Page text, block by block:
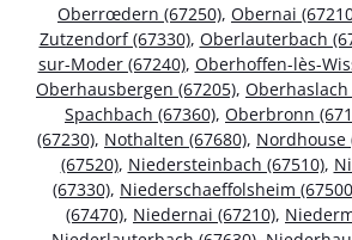
Oberrœdern (67250), Obernai
Zutzendorf (67330), Oberlauterbach
sur-Moder (67240), Oberhoffen-lès-
Oberhausbergen (67205), Oberhaslach
Spachbach (67360), Oberbronn
(67230), Nothalten (67680), Nordhouse
(67520), Niedersteinbach (67510),
(67330), Niederschaeffolsheim
(67470), Niedernai (67210),